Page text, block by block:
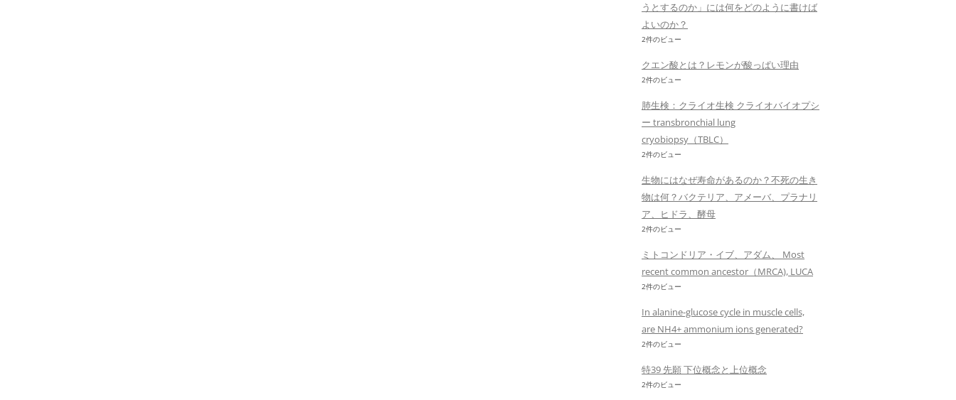
うとするのか」には何をどのように書けば
よいのか？
2件のビュー
クエン酸とは？レモンが酸っぱい理由
2件のビュー
肺生検：クライオ生検 クライオバイオプシ
ー transbronchial lung
cryobiopsy（TBLC）
2件のビュー
生物にはなぜ寿命があるのか？不死の生き
物は何？バクテリア、アメーバ、プラナリ
ア、ヒドラ、酵母
2件のビュー
ミトコンドリア・イブ、アダム、 Most
recent common ancestor（MRCA), LUCA
2件のビュー
In alanine-glucose cycle in muscle cells,
are NH4+ ammonium ions generated?
2件のビュー
特39 先願 下位概念と上位概念
2件のビュー